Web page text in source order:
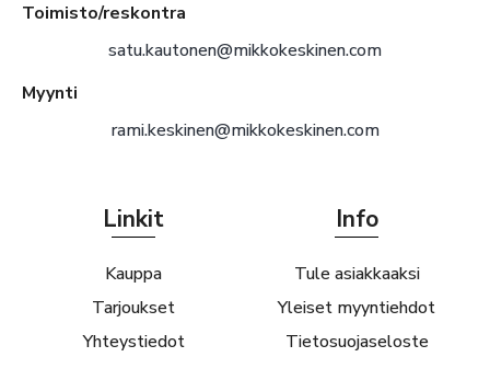
Toimisto/reskontra
satu.kautonen@mikkokeskinen.com
Myynti
rami.keskinen@mikkokeskinen.com
Linkit
Kauppa
Tarjoukset
Yhteystiedot
Info
Tule asiakkaaksi
Yleiset myyntiehdot
Tietosuojaseloste